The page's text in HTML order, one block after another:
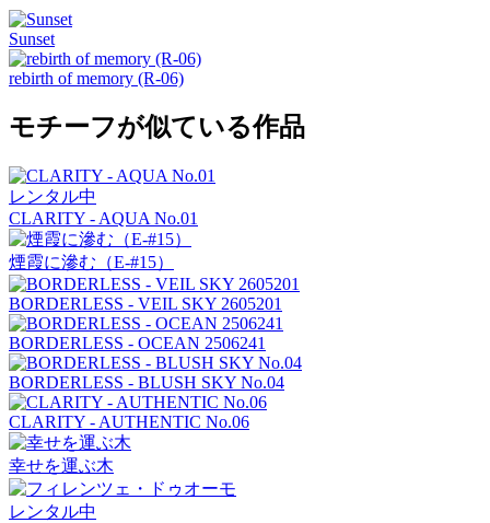
Sunset
rebirth of memory (R-06)
モチーフが似ている作品
レンタル中
CLARITY - AQUA No.01
煙霞に滲む（E-#15）
BORDERLESS - VEIL SKY 2605201
BORDERLESS - OCEAN 2506241
BORDERLESS - BLUSH SKY No.04
CLARITY - AUTHENTIC No.06
幸せを運ぶ木
レンタル中